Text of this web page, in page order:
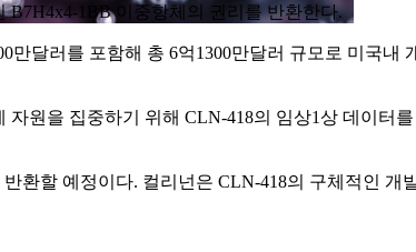
B7H4x4-1BB 이중항체의 권리를 반환한다.
달러를 포함해 총 6억1300만달러 규모로 미국내
원을 집중하기 위해 CLN-418의 임상1상 데이터
환할 예정이다. 컬리넌은 CLN-418의 구체적인 개